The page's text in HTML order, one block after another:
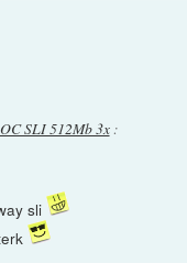
SLI 512Mb 3x:
sli